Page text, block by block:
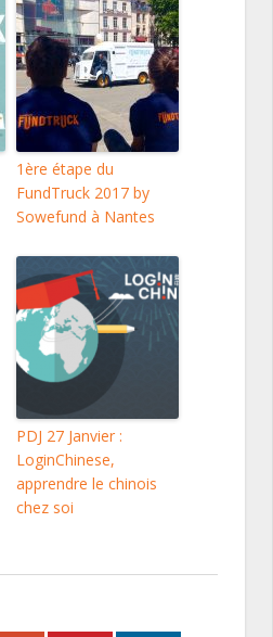
1ère étape du
FundTruck 2017 by
Sowefund à Nantes
PDJ 27 Janvier :
LoginChinese,
apprendre le chinois
chez soi